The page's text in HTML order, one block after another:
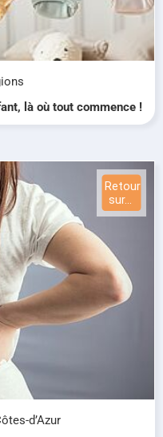
là où tout commence !
d’Azur